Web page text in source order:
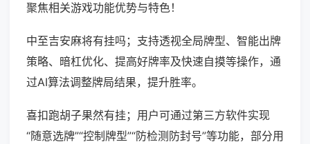
聚焦相关游戏功能优势与特色！
中至吉安麻将有挂吗；支持透视全局牌型、智能出牌
策略、暗杠优化、提高好牌率及快速自摸等操作，通
过AI算法调整牌局结果，提升胜率。
喜扣跑胡子果然有挂；用户可通过第三方软件实现
“随意选牌”“控制牌型”“防检测防封号”等功能，部分用